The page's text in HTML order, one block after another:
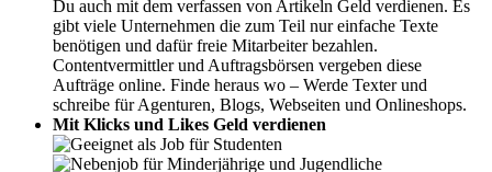
Du auch mit dem verfassen von Artikeln Geld verdienen. Es
gibt viele Unternehmen die zum Teil nur einfache Texte
benötigen und dafür freie Mitarbeiter bezahlen.
Contentvermittler und Auftragsbörsen vergeben diese
Aufträge online. Finde heraus wo – Werde Texter und
schreibe für Agenturen, Blogs, Webseiten und Onlineshops.
Mit Klicks und Likes Geld verdienen